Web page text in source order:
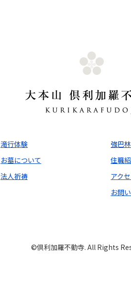
滝行体験
お墓について
法人祈祷
強巴林
住職
アク
お問
©️倶利加羅不動寺. All Rights